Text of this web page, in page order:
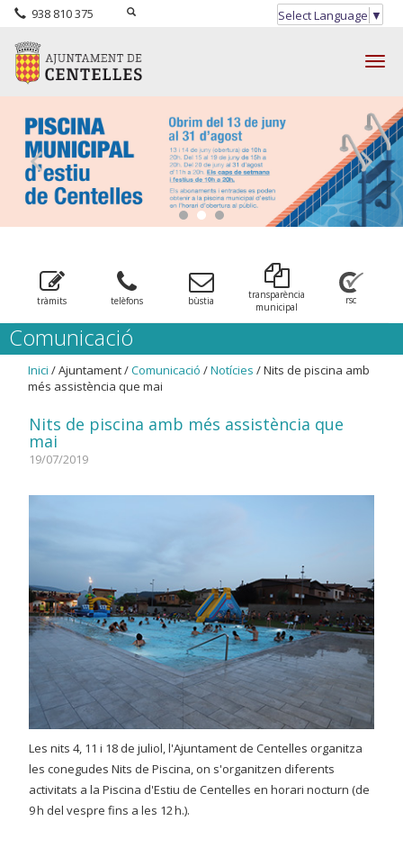
938 810 375 Select Language ▼
tràmits telèfons bùstia
transparència
municipal
rsc
Comunicació
Inici / Ajuntament /Comunicació /Notícies / Nits de piscina amb
més assistència que mai
Nits de piscina amb més assistència que
mai
19/07/2019
Les nits 4, 11 i 18 de juliol, l'Ajuntament de Centelles organitza
les conegudes Nits de Piscina, on s'organitzen diferents
activitats a la Piscina d'Estiu de Centelles en horari nocturn (de
9 h del vespre fins a les 12 h.).